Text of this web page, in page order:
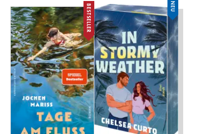
BESTSELLER NEU